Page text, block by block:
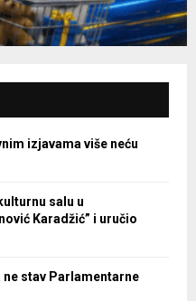
izjavama više neću
salu u
Karadžić” i uručio
stav Parlamentarne